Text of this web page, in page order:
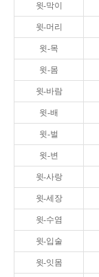
윗-막이
윗-머리
윗-목
윗-몸
윗-바람
윗-배
윗-벌
윗-변
윗-사랑
윗-세장
윗-수염
윗-입술
윗-잇몸